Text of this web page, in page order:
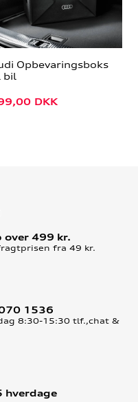
Opbevaringsboks
bil
DKK
over 499 kr.
fra 49 kr.
1536
8:30-15:30 tlf.,chat &
hverdage